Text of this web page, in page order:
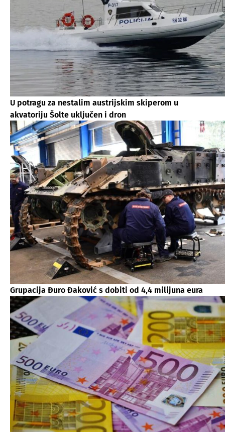
U potragu za nestalim austrijskim skiperom u
akvatoriju Šolte uključen i dron
Grupacija Đuro Đaković s dobiti od 4,4 milijuna eura